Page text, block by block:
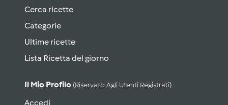
Cerca ricette
Categorie
Ultime ricette
Lista Ricetta del giorno
Il Mio Profilo (riservato Agli Utenti Registrati)
Accedi